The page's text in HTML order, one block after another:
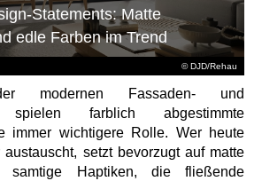
© DJD/Rehau
Statements: Matte
edle Farben im Trend
modernen Fassaden- und
spielen farblich abgestimmte
immer wichtigere Rolle. Wer heute
austauscht, setzt bevorzugt auf matte
samtige Haptiken, die fließende